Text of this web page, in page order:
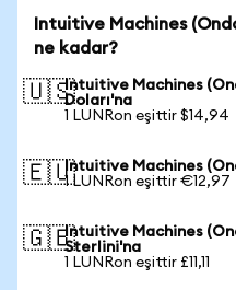
Intuitive Machines
ne kadar?
🇺🇸Intuitive Machines
Doları'na
1 LUNRon eşittir $14,94
🇪🇺Intuitive Machines
1 LUNRon eşittir €12,97
🇬🇧Intuitive Machines
Sterlini'na
1 LUNRon eşittir £11,11